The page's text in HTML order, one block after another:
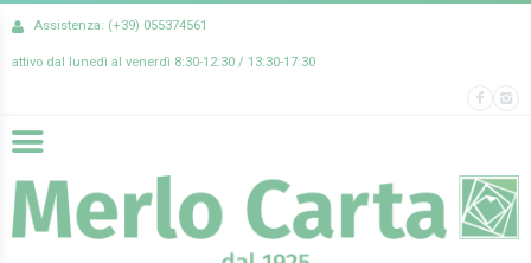
Assistenza: (+39) 055374561
attivo dal lunedì al venerdì 8:30-12:30 / 13:30-17:30